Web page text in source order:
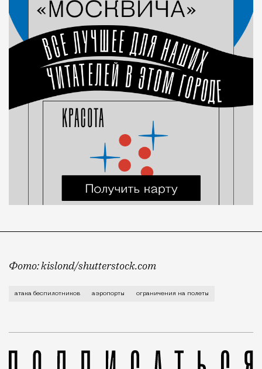
Фото: kislond/shutterstock.com
Ограничения на прием и выпуск самолетов
атака беспилотников аэропорты ограничения на полеты